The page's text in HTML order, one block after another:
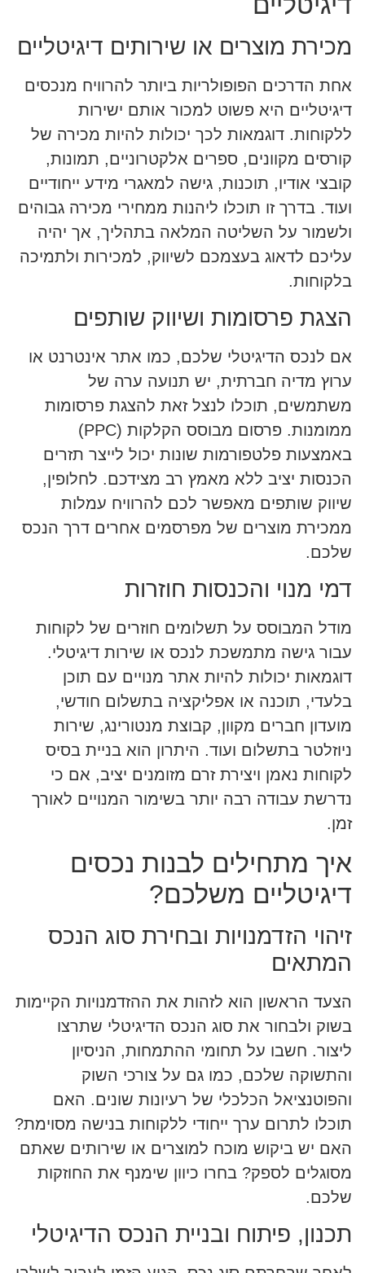
מכירת מוצרים או שירותים דיגיטליים
אחת הדרכים הפופולריות ביותר להרוויח מנכסים
דיגיטליים היא פשוט למכור אותם ישירות
ללקוחות. דוגמאות לכך יכולות להיות מכירה של
קורסים מקוונים, ספרים אלקטרוניים, תמונות,
קובצי אודיו, תוכנות, גישה למאגרי מידע ייחודיים
ועוד. בדרך זו תוכלו ליהנות ממחירי מכירה גבוהים
ולשמור על השליטה המלאה בתהליך, אך יהיה
עליכם לדאוג בעצמכם לשיווק, למכירות ולתמיכה
בלקוחות.
הצגת פרסומות ושיווק שותפים
אם לנכס הדיגיטלי שלכם, כמו אתר אינטרנט או
ערוץ מדיה חברתית, יש תנועה ערה של
משתמשים, תוכלו לנצל זאת להצגת פרסומות
ממומנות. פרסום מבוסס הקלקות (PPC)
באמצעות פלטפורמות שונות יכול לייצר תזרים
הכנסות יציב ללא מאמץ רב מצידכם. לחלופין,
שיווק שותפים מאפשר לכם להרוויח עמלות
ממכירת מוצרים של מפרסמים אחרים דרך הנכס
שלכם.
דמי מנוי והכנסות חוזרות
מודל המבוסס על תשלומים חוזרים של לקוחות
עבור גישה מתמשכת לנכס או שירות דיגיטלי.
דוגמאות יכולות להיות אתר מנויים עם תוכן
בלעדי, תוכנה או אפליקציה בתשלום חודשי,
מועדון חברים מקוון, קבוצת מנטורינג, שירות
ניוזלטר בתשלום ועוד. היתרון הוא בניית בסיס
לקוחות נאמן ויצירת זרם מזומנים יציב, אם כי
נדרשת עבודה רבה יותר בשימור המנויים לאורך
זמן.
איך מתחילים לבנות נכסים
דיגיטליים משלכם?
זיהוי הזדמנויות ובחירת סוג הנכס
המתאים
הצעד הראשון הוא לזהות את ההזדמנויות הקיימות
בשוק ולבחור את סוג הנכס הדיגיטלי שתרצו
ליצור. חשבו על תחומי ההתמחות, הניסיון
והתשוקה שלכם, כמו גם על צורכי השוק
והפוטנציאל הכלכלי של רעיונות שונים. האם
תוכלו לתרום ערך ייחודי ללקוחות בנישה מסוימת?
האם יש ביקוש מוכח למוצרים או שירותים שאתם
מסוגלים לספק? בחרו כיוון שימנף את החוזקות
שלכם.
תכנון, פיתוח ובניית הנכס הדיגיטלי